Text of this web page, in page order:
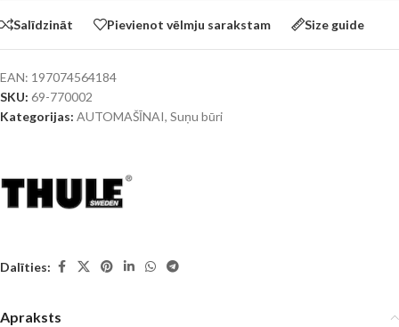
Salīdzināt Pievienot vēlmju sarakstam Size guide
EAN: 197074564184
SKU: 69-770002
Kategorijas: AUTOMAŠĪNAI, Suņu būri
Dalīties:
Apraksts